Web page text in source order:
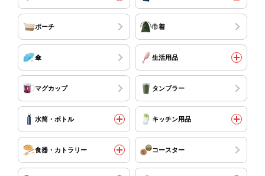
ポーチ 巾着
傘 生活用品
マグカップ タンブラー
水筒・ボトル キッチン用品
食器・カトラリー コースター